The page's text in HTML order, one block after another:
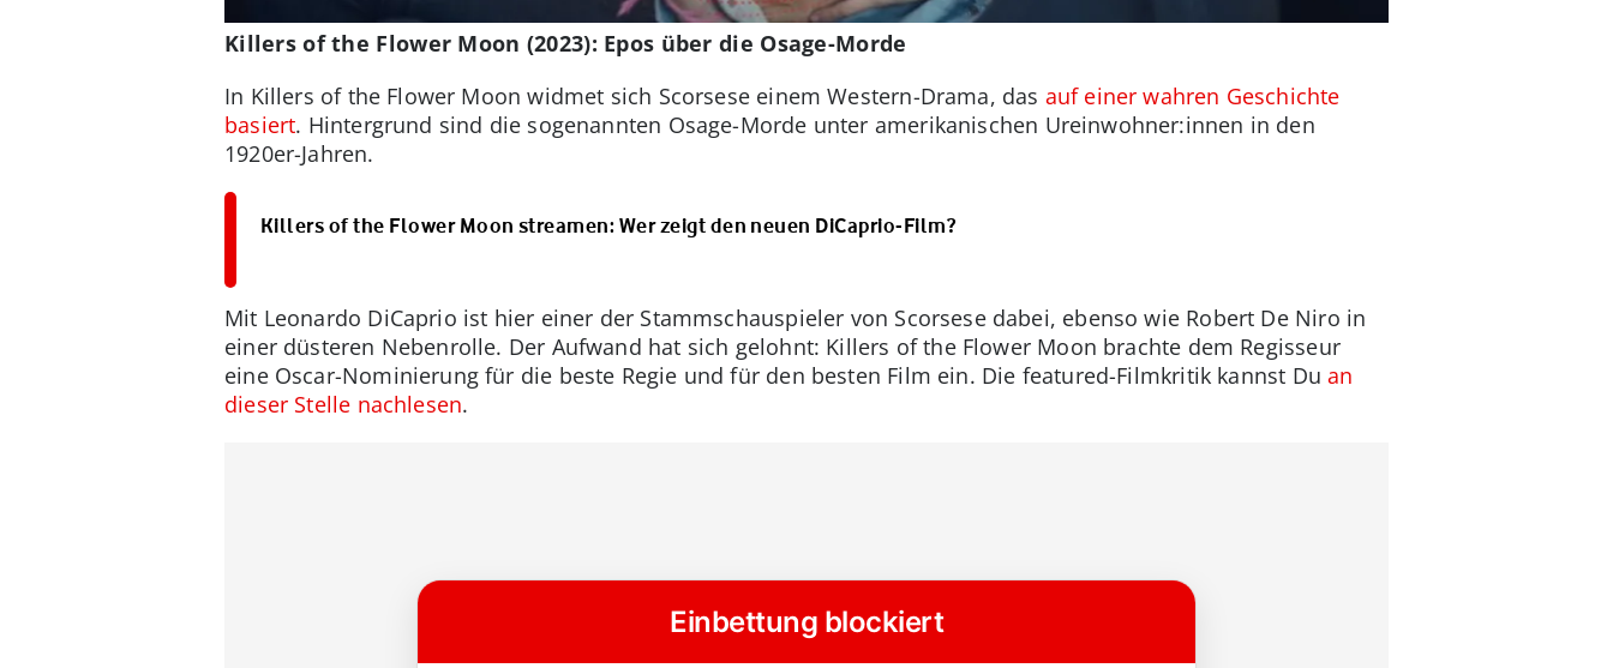
Killers of the Flower Moon (2023): Epos über die Osage-Morde
In Killers of the Flower Moon widmet sich Scorsese einem Western-Drama, das auf einer wahren Geschichte
basiert. Hintergrund sind die sogenannten Osage-Morde unter amerikanischen Ureinwohner:innen in den
1920er-Jahren.
Killers of the Flower Moon streamen: Wer zeigt den neuen DiCaprio-Film?
Mit Leonardo DiCaprio ist hier einer der Stammschauspieler von Scorsese dabei, ebenso wie Robert De Niro in
einer düsteren Nebenrolle. Der Aufwand hat sich gelohnt: Killers of the Flower Moon brachte dem Regisseur
eine Oscar-Nominierung für die beste Regie und für den besten Film ein. Die featured-Filmkritik kannst Duan
dieser Stelle nachlesen.